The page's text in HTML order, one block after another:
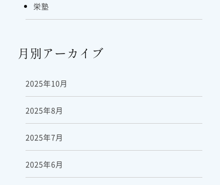
栄塾
月別アーカイブ
2025年10月
2025年8月
2025年7月
2025年6月